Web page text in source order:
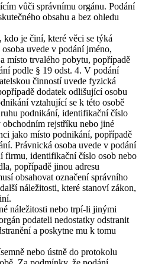
vůči správnímu orgánu. Podání
obsahu a bez ohledu
kdo je činí, které věci se týká
uvede v podání jméno,
místo trvalého pobytu, popřípadě
podle § 19 odst. 4. V podání
činností uvede fyzická
dodatek odlišující osobu
vztahující se k této osobě
podnikání, identifikační číslo
obchodním rejstříku nebo jiné
jako místo podnikání, popřípadě
Právnická osoba uvede v podání
firmu, identifikační číslo osob nebo
popřípadě jinou adresu
obsahovat označení správního
náležitosti, které stanoví zákon,
náležitosti nebo trpí-li jinými
podateli nedostatky odstranit
a poskytne mu k tomu
nebo ústně do protokolu